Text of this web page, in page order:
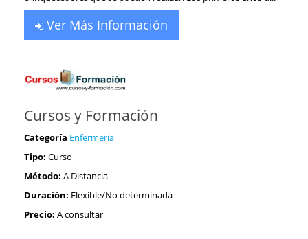
Ver Más Información
Cursos y Formación
Categoría Enfermería
Tipo: Curso
Método: A Distancia
Duración: Flexible/No determinada
Precio: A consultar